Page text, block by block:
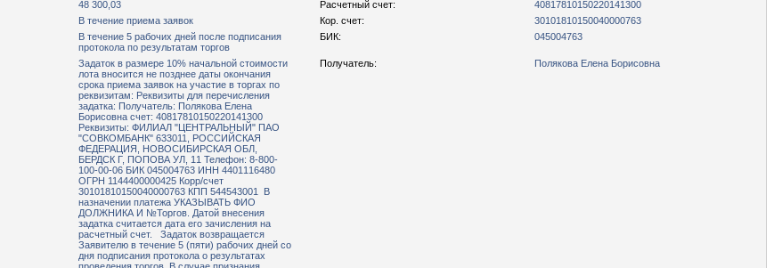
48 300,03 Расчетный счет:
40817810150220141300
В течение приема заявок Кор. счет:
30101810150040000763
В течение 5 рабочих дней после подписания
протокола по результатам торгов
БИК: 045004763
Задаток в размере 10% начальной стоимости
лота вносится не позднее даты окончания
срока приема заявок на участие в торгах по
реквизитам: Реквизиты для перечисления
задатка: Получатель: Полякова Елена
Борисовна счет: 40817810150220141300
Реквизиты: ФИЛИАЛ "ЦЕНТРАЛЬНЫЙ" ПАО
"СОВКОМБАНК" 633011, РОССИЙСКАЯ
ФЕДЕРАЦИЯ, НОВОСИБИРСКАЯ ОБЛ,
БЕРДСК Г, ПОПОВА УЛ, 11 Телефон: 8-800-
100-00-06 БИК 045004763 ИНН 4401116480
ОГРН 1144400000425 Корр/счет
30101810150040000763 КПП 544543001 В
назначении платежа УКАЗЫВАТЬ ФИО
ДОЛЖНИКА И №Торгов. Датой внесения
задатка считается дата его зачисления на
расчетный счет. Задаток возвращается
Заявителю в течение 5 (пяти) рабочих дней со
дня подписания протокола о результатах
Получатель: Полякова Елена Борисовна